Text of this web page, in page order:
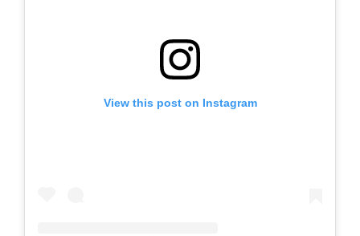
View this post on Instagram